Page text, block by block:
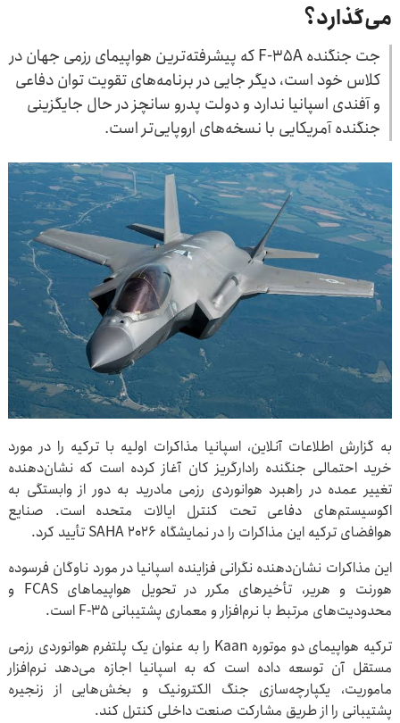
می‌گذارد؟
جت جنگنده F-35A که پیشرفته‌ترین هواپیمای رزمی جهان در
کلاس خود است، دیگر جایی در برنامه‌های تقویت توان دفاعی
و آفندی اسپانیا ندارد و دولت پدرو سانچز در حال جایگزینی
جنگنده آمریکایی با نسخه‌های اروپایی‌تر است.
به گزارش اطلاعات آنلاین، اسپانیا مذاکرات اولیه با ترکیه را در مورد
خرید احتمالی جنگنده رادارگریز کان آغاز کرده است که نشان‌دهنده
تغییر عمده در راهبرد هوانوردی رزمی مادرید به دور از وابستگی به
اکوسیستم‌های دفاعی تحت کنترل ایالات متحده است. صنایع
هوافضای ترکیه این مذاکرات را در نمایشگاه SAHA 2026 تأیید کرد.
این مذاکرات نشان‌دهنده نگرانی فزاینده اسپانیا در مورد ناوگان فرسوده
هورنت و هریر، تأخیرهای مکرر در تحویل هواپیماهای FCAS و
محدودیت‌های مرتبط با نرم‌افزار و معماری پشتیبانی F-35 است.
ترکیه هواپیمای دو موتوره Kaan را به عنوان یک پلتفرم هوانوردی رزمی
مستقل آن توسعه داده است که به اسپانیا اجازه می‌دهد نرم‌افزار
ماموریت، یکپارچه‌سازی جنگ الکترونیک و بخش‌هایی از زنجیره
پشتیبانی را از طریق مشارکت صنعت داخلی کنترل کند.